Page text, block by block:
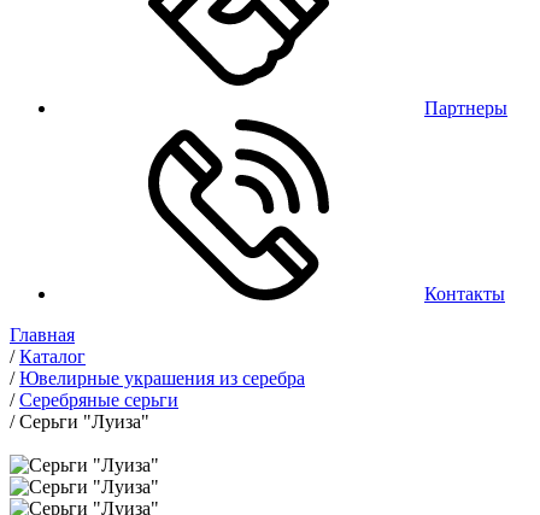
Партнеры
Контакты
Главная
/Каталог
/Ювелирные украшения из серебра
/Серебряные серьги
/Серьги "Луиза"